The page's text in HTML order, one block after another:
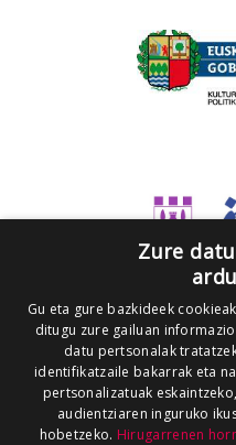
Zure
Gu eta gure bazkideek
ditugu zure gailuan
datu pertsonalak
identifikatzaile bakarrak eta
pertsonalizatuak
audientziaren inguruko
hobetzeko. Hirugarrenen